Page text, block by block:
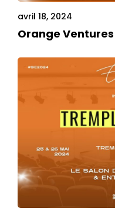
avril 18, 2024
Orange Ventures